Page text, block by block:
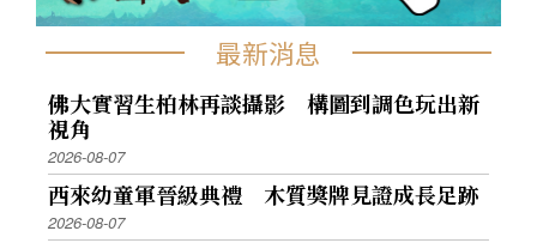
最新消息
佛大實習生柏林再談攝影 構圖到調色玩出新
視角
2026-08-07
西來幼童軍晉級典禮 木質獎牌見證成長足跡
2026-08-07